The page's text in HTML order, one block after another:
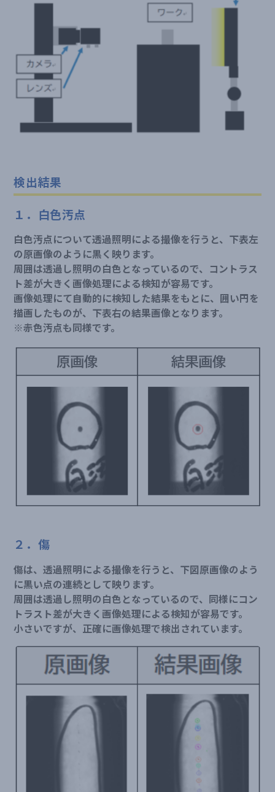
検出結果
１．白色汚点
白色汚点について透過照明による撮像を行うと、下表左
の原画像のように黒く映ります。
周囲は透過し照明の白色となっているので、コントラス
ト差が大きく画像処理による検知が容易です。
画像処理にて自動的に検知した結果をもとに、囲い円を
描画したものが、下表右の結果画像となります。
※赤色汚点も同様です。
２．傷
傷は、透過照明による撮像を行うと、下図原画像のよう
に黒い点の連続として映ります。
周囲は透過し照明の白色となっているので、同様にコン
トラスト差が大きく画像処理による検知が容易です。
小さいですが、正確に画像処理で検出されています。